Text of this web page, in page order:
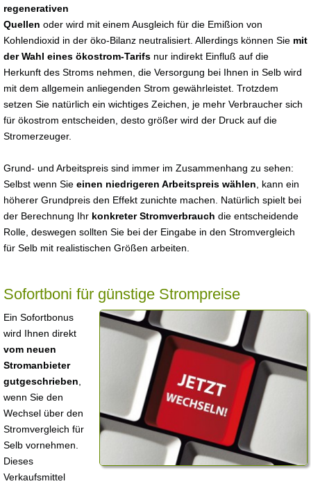
regenerativen
Quellen oder wird mit einem Ausgleich für die Emißion von
Kohlendioxid in der öko-Bilanz neutralisiert. Allerdings können Sie mit
der Wahl eines ökostrom-Tarifs nur indirekt Einfluß auf die
Herkunft des Stroms nehmen, die Versorgung bei Ihnen in Selb wird
mit dem allgemein anliegenden Strom gewährleistet. Trotzdem
setzen Sie natürlich ein wichtiges Zeichen, je mehr Verbraucher sich
für ökostrom entscheiden, desto größer wird der Druck auf die
Stromerzeuger.
Grund- und Arbeitspreis sind immer im Zusammenhang zu sehen:
Selbst wenn Sie einen niedrigeren Arbeitspreis wählen , kann ein
höherer Grundpreis den Effekt zunichte machen. Natürlich spielt bei
der Berechnung Ihr konkreter Stromverbrauch die entscheidende
Rolle, deswegen sollten Sie bei der Eingabe in den Stromvergleich
für Selb mit realistischen Größen arbeiten.
Sofortboni für günstige Strompreise
Ein Sofortbonus
wird Ihnen direkt
vom neuen
Stromanbieter
gutgeschrieben
wenn Sie den
Wechsel über den
Stromvergleich für
Selb vornehmen.
Dieses
Verkaufsmittel